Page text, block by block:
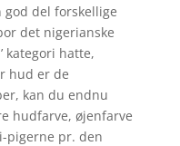
god del forskellige
det nigerianske
kategori hatte,
hud er de
kan du endnu
hudfarve, øjenfarve
pigerne pr. den